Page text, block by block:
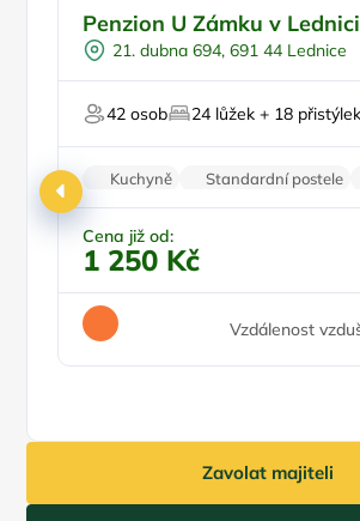
Pro milovníky historie
Pro majitele mazlíčků
Penzion U Zámku v Lednici
21. dubna 694, 691 44 Lednice
42 osob 24 lůžek + 18 přistýlek
Kuchyně Standardní postele
Klimatizace
Parkování zdarma
Cena již od:
1 250 Kč
Vzdálenost
Zavolat majiteli